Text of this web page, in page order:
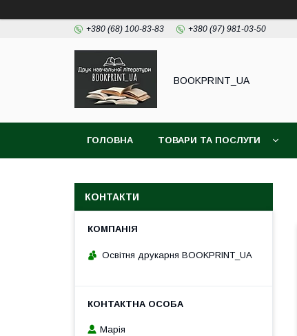
+380 (68) 100-83-83 +380 (97) 981-03-50
BOOKPRINT_UA
ГОЛОВНА ТОВАРИ ТА ПОСЛУГИ
КОНТАКТИ
Освітня друкарня BOOKPRINT_UA
Марія